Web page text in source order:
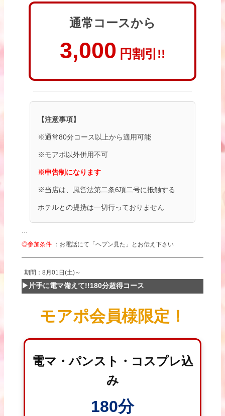
通常コースから
3,000 円割引!!
【注意事項】
※通常80分コース以上から適用可能
※モアポ以外併用不可
※申告制になります
※当店は、風営法第二条6項二号に抵触する
ホテルとの提携は一切行っておりません
```
◎参加条件 ：お電話にて「ヘブン見た」とお伝え下さい
期間：8月01日(土)～
▶片手に電マ備えて!!180分超得コース
モアポ会員様限定！
電マ・パンスト・コスプレ込
み
180分